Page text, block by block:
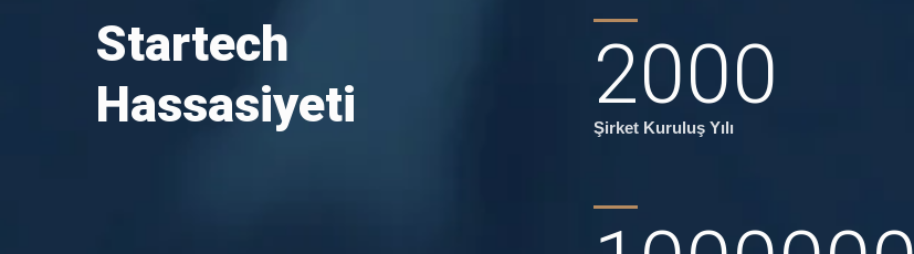
Startech
Hassasiyeti
2000
Şirket Kuruluş Yılı